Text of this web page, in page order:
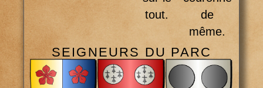
tout.
de
même.
SEIGNEURS DU PARC